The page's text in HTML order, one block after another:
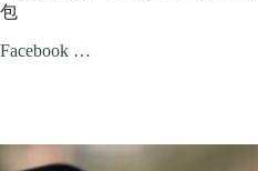
包
Facebook …